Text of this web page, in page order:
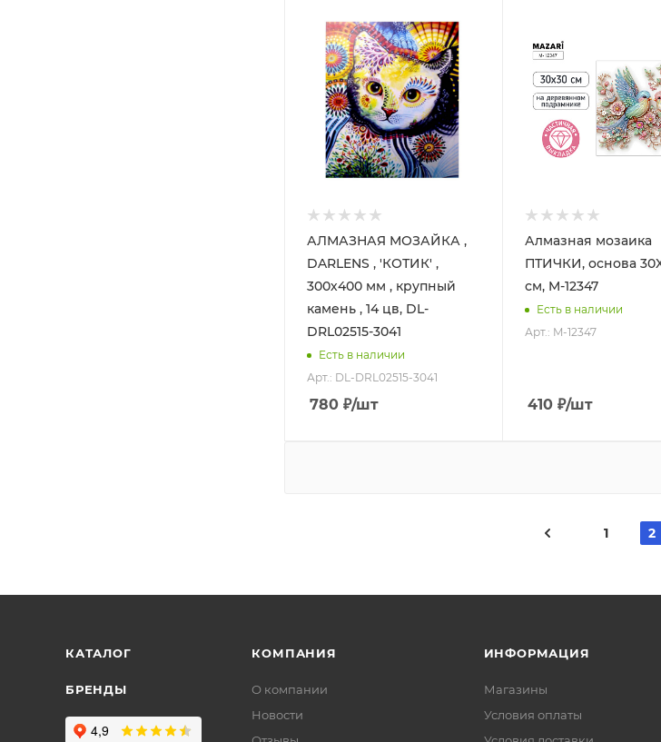
АЛМАЗНАЯ МОЗАЙКА ,
DARLENS , 'КОТИК' ,
300х400 мм , крупный
камень , 14 цв, DL-
DRL02515-3041
Есть в наличии
Арт.: DL-DRL02515-3041
780 ₽/шт
Алмазная мозаика
ПТИЧКИ, основа
см, M-12347
Есть в наличии
Арт.: M-12347
410₽/шт
1 2
КАТАЛОГ
БРЕНДЫ
КОМПАНИЯ
О компании
Новости
ИНФОРМАЦИЯ
Магазины
Условия оплаты